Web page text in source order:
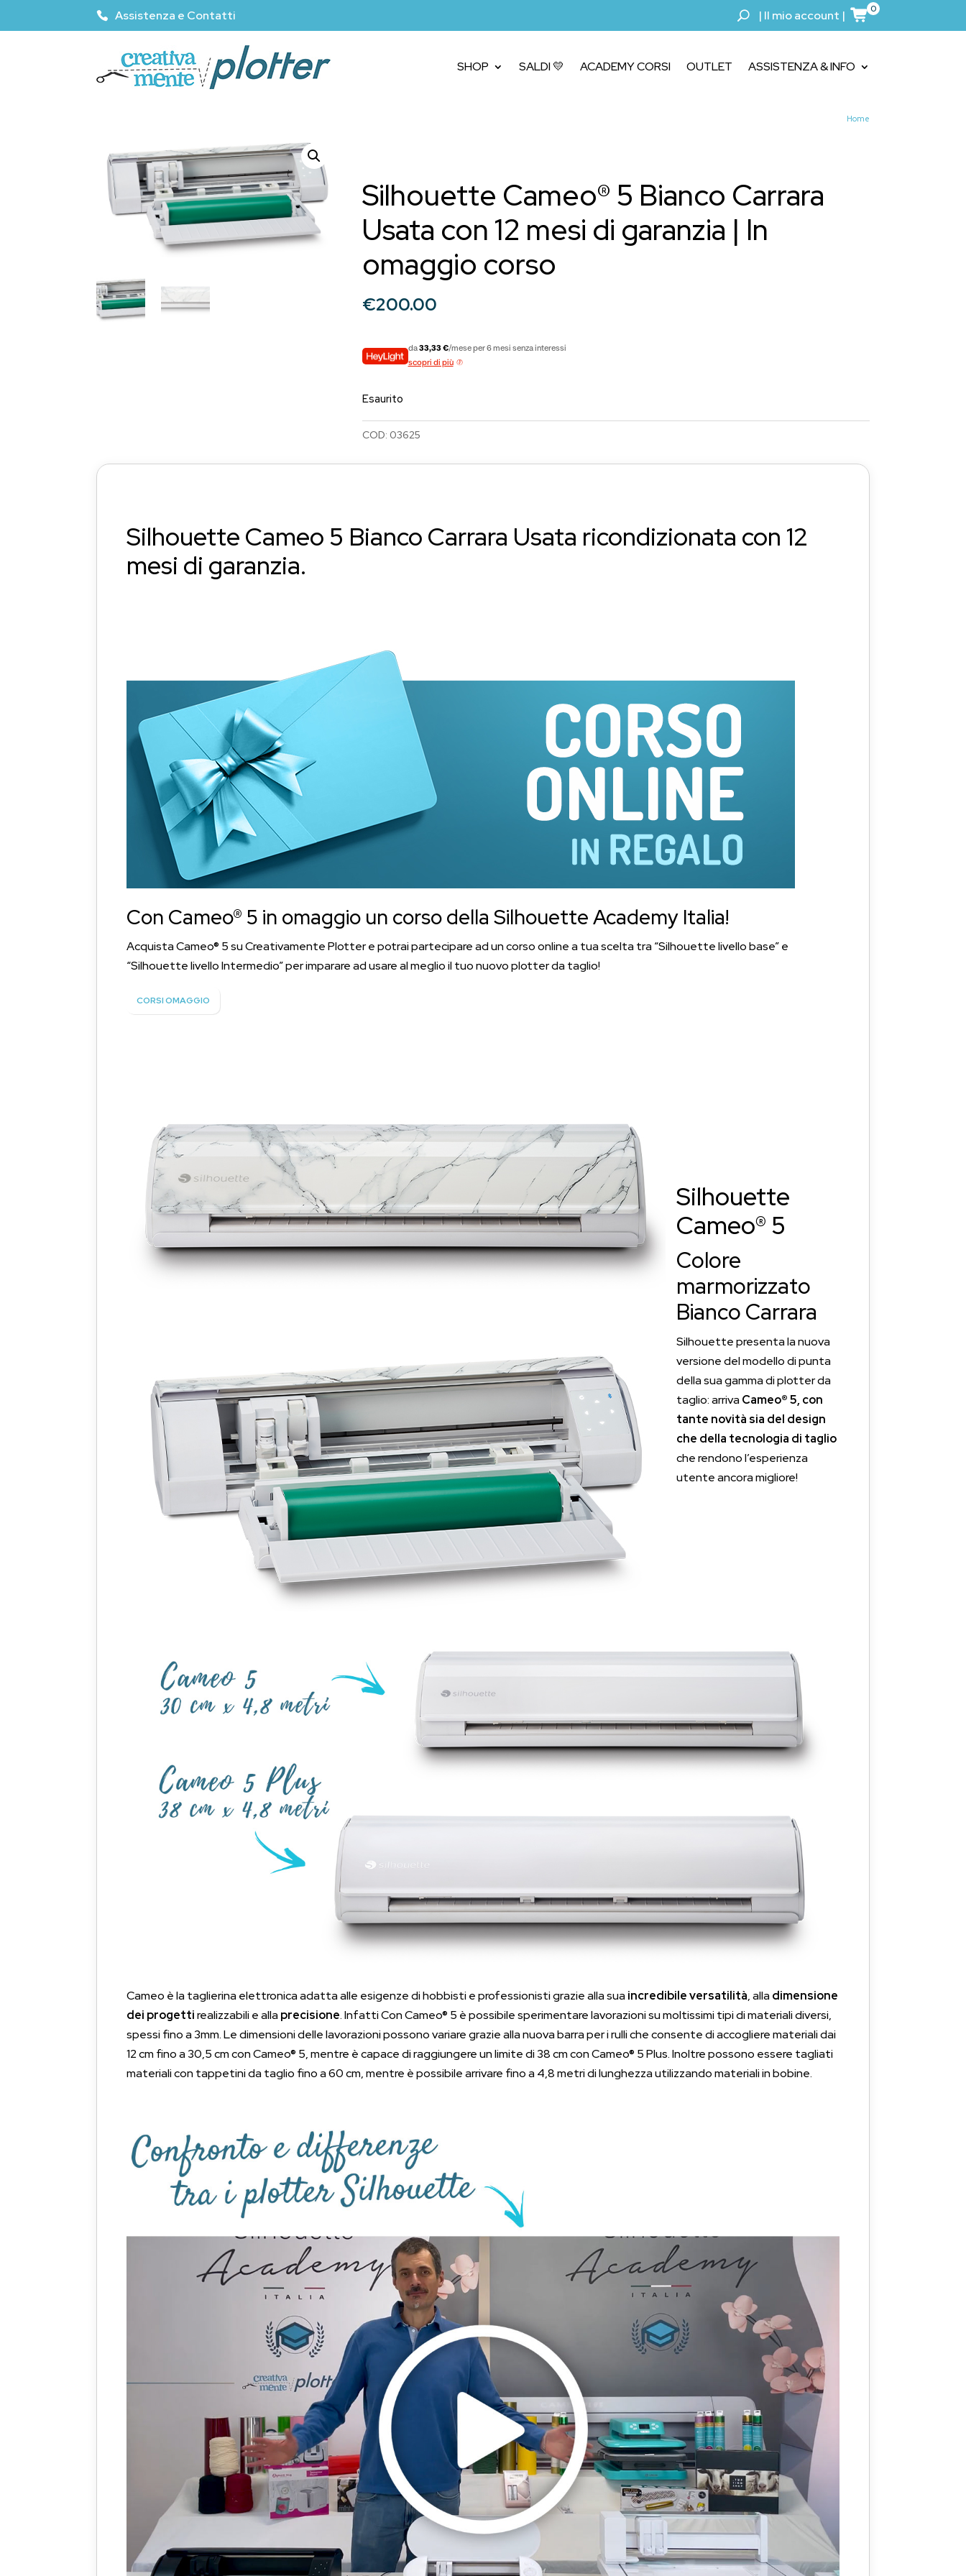
Assistenza e Contatti | Il mio account | 0
SHOP SALDI 💛 ACADEMY CORSI OUTLET ASSISTENZA & INFO
Home
Silhouette Cameo® 5 Bianco Carrara
Usata con 12 mesi di garanzia | In
omaggio corso
€200.00
da33,33 €/mese per 6 mesi senza interessi
scopri di più
Esaurito
COD: 03625
Silhouette Cameo 5 Bianco Carrara Usata ricondizionata con 12
mesi di garanzia.
Con Cameo® 5 in omaggio un corso della Silhouette Academy Italia!
Acquista Cameo® 5 su Creativamente Plotter e potrai partecipare ad un corso online a tua scelta tra “Silhouette livello base” e
“Silhouette livello Intermedio” per imparare ad usare al meglio il tuo nuovo plotter da taglio!
CORSI OMAGGIO
Silhouette
Cameo® 5
Colore
marmorizzato
Bianco Carrara
Silhouette presenta la nuova
versione del modello di punta
della sua gamma di plotter da
taglio: arriva Cameo® 5, con
tante novità sia del design
che della tecnologia di taglio
che rendono l’esperienza
utente ancora migliore!
Cameo è la taglierina elettronica adatta alle esigenze di hobbisti e professionisti grazie alla sua incredibile versatilità, alla dimensione
dei progettirealizzabili e alla precisione. Infatti Con Cameo® 5 è possibile sperimentare lavorazioni su moltissimi tipi di materiali diversi,
spessi fino a 3mm. Le dimensioni delle lavorazioni possono variare grazie alla nuova barra per i rulli che consente di accogliere materiali dai
12 cm fino a 30,5 cm con Cameo® 5, mentre è capace di raggiungere un limite di 38 cm con Cameo® 5 Plus. Inoltre possono essere tagliati
materiali con tappetini da taglio fino a 60 cm, mentre è possibile arrivare fino a 4,8 metri di lunghezza utilizzando materiali in bobine.